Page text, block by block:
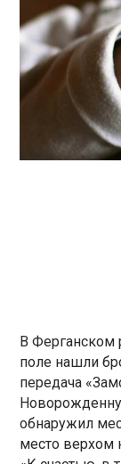
В Ферганском
поле нашли
передача
обнаружил
место верхом